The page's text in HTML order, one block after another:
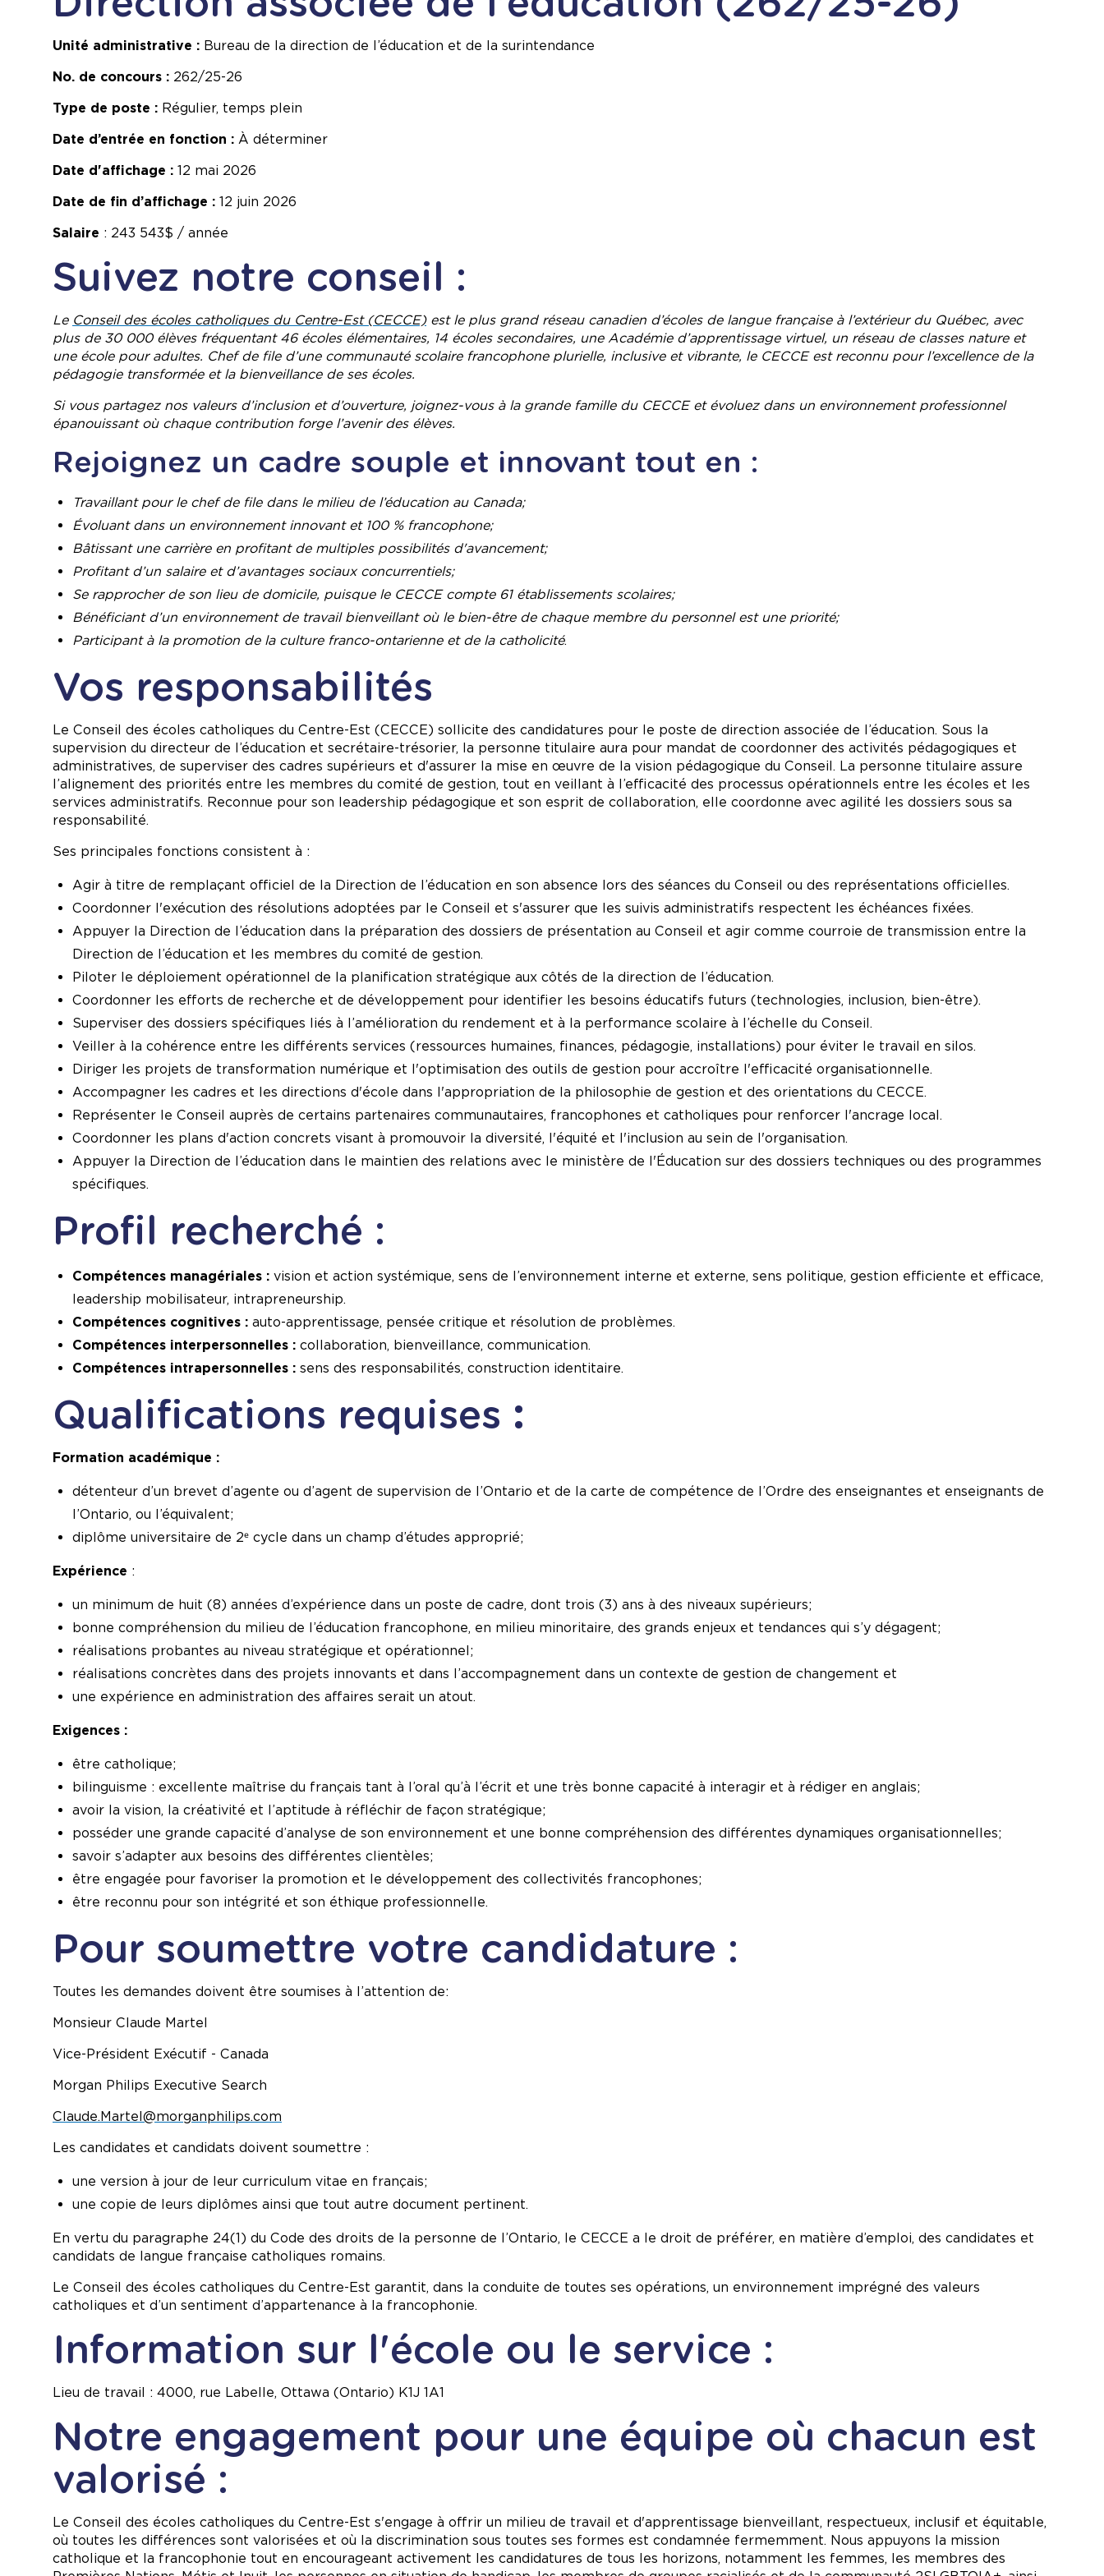
Unité administrative : Bureau de la direction de l’éducation et de la surintendance
No. de concours : 262/25-26
Type de poste : Régulier, temps plein
Date d’entrée en fonction : À déterminer
Date d'affichage : 12 mai 2026
Date de fin d’affichage : 12 juin 2026
Salaire : 243 543$ / année
Suivez notre conseil :
Le Conseil des écoles catholiques du Centre-Est (CECCE)est le plus grand réseau canadien d’écoles de langue française à l’extérieur du Québec, avec
plus de 30 000 élèves fréquentant 46 écoles élémentaires, 14 écoles secondaires, une Académie d’apprentissage virtuel, un réseau de classes nature et
une école pour adultes. Chef de file d’une communauté scolaire francophone plurielle, inclusive et vibrante, le CECCE est reconnu pour l’excellence de la
pédagogie transformée et la bienveillance de ses écoles.
Si vous partagez nos valeurs d’inclusion et d’ouverture, joignez-vous à la grande famille du CECCE et évoluez dans un environnement professionnel
épanouissant où chaque contribution forge l’avenir des élèves.
Rejoignez un cadre souple et innovant tout en :
Travaillant pour le chef de file dans le milieu de l’éducation au Canada;
Évoluant dans un environnement innovant et 100 % francophone;
Bâtissant une carrière en profitant de multiples possibilités d'avancement;
Profitant d’un salaire et d’avantages sociaux concurrentiels;
Se rapprocher de son lieu de domicile, puisque le CECCE compte 61 établissements scolaires;
Bénéficiant d’un environnement de travail bienveillant où le bien-être de chaque membre du personnel est une priorité;
Participant à la promotion de la culture franco-ontarienne et de la catholicité.
Vos responsabilités
Le Conseil des écoles catholiques du Centre-Est (CECCE) sollicite des candidatures pour le poste de direction associée de l’éducation. Sous la
supervision du directeur de l’éducation et secrétaire-trésorier, la personne titulaire aura pour mandat de coordonner des activités pédagogiques et
administratives, de superviser des cadres supérieurs et d'assurer la mise en œuvre de la vision pédagogique du Conseil. La personne titulaire assure
l’alignement des priorités entre les membres du comité de gestion, tout en veillant à l’efficacité des processus opérationnels entre les écoles et les
services administratifs. Reconnue pour son leadership pédagogique et son esprit de collaboration, elle coordonne avec agilité les dossiers sous sa
responsabilité.
Ses principales fonctions consistent à :
Agir à titre de remplaçant officiel de la Direction de l’éducation en son absence lors des séances du Conseil ou des représentations officielles.
Coordonner l'exécution des résolutions adoptées par le Conseil et s'assurer que les suivis administratifs respectent les échéances fixées.
Appuyer la Direction de l’éducation dans la préparation des dossiers de présentation au Conseil et agir comme courroie de transmission entre la
Direction de l’éducation et les membres du comité de gestion.
Piloter le déploiement opérationnel de la planification stratégique aux côtés de la direction de l’éducation.
Coordonner les efforts de recherche et de développement pour identifier les besoins éducatifs futurs (technologies, inclusion, bien-être).
Superviser des dossiers spécifiques liés à l’amélioration du rendement et à la performance scolaire à l’échelle du Conseil.
Veiller à la cohérence entre les différents services (ressources humaines, finances, pédagogie, installations) pour éviter le travail en silos.
Diriger les projets de transformation numérique et l'optimisation des outils de gestion pour accroître l'efficacité organisationnelle.
Accompagner les cadres et les directions d'école dans l'appropriation de la philosophie de gestion et des orientations du CECCE.
Représenter le Conseil auprès de certains partenaires communautaires, francophones et catholiques pour renforcer l'ancrage local.
Coordonner les plans d'action concrets visant à promouvoir la diversité, l'équité et l'inclusion au sein de l'organisation.
Appuyer la Direction de l’éducation dans le maintien des relations avec le ministère de l'Éducation sur des dossiers techniques ou des programmes
spécifiques.
Profil recherché :
Compétences managériales : vision et action systémique, sens de l’environnement interne et externe, sens politique, gestion efficiente et efficace,
leadership mobilisateur, intrapreneurship.
Compétences cognitives : auto-apprentissage, pensée critique et résolution de problèmes.
Compétences interpersonnelles : collaboration, bienveillance, communication.
Compétences intrapersonnelles : sens des responsabilités, construction identitaire.
Qualifications requises :
Formation académique :
détenteur d’un brevet d’agente ou d’agent de supervision de l’Ontario et de la carte de compétence de l’Ordre des enseignantes et enseignants de
l’Ontario, ou l’équivalent;
diplôme universitaire de 2ᵉ cycle dans un champ d’études approprié;
Expérience :
un minimum de huit (8) années d’expérience dans un poste de cadre, dont trois (3) ans à des niveaux supérieurs;
bonne compréhension du milieu de l’éducation francophone, en milieu minoritaire, des grands enjeux et tendances qui s’y dégagent;
réalisations probantes au niveau stratégique et opérationnel;
réalisations concrètes dans des projets innovants et dans l’accompagnement dans un contexte de gestion de changement et
une expérience en administration des affaires serait un atout.
Exigences :
être catholique;
bilinguisme : excellente maîtrise du français tant à l’oral qu’à l’écrit et une très bonne capacité à interagir et à rédiger en anglais;
avoir la vision, la créativité et l’aptitude à réfléchir de façon stratégique;
posséder une grande capacité d’analyse de son environnement et une bonne compréhension des différentes dynamiques organisationnelles;
savoir s’adapter aux besoins des différentes clientèles;
être engagée pour favoriser la promotion et le développement des collectivités francophones;
être reconnu pour son intégrité et son éthique professionnelle.
Pour soumettre votre candidature :
Toutes les demandes doivent être soumises à l’attention de:
Monsieur Claude Martel
Vice-Président Exécutif - Canada
Morgan Philips Executive Search
Claude.Martel@morganphilips.com
Les candidates et candidats doivent soumettre :
une version à jour de leur curriculum vitae en français;
une copie de leurs diplômes ainsi que tout autre document pertinent.
En vertu du paragraphe 24(1) du Code des droits de la personne de l’Ontario, le CECCE a le droit de préférer, en matière d’emploi, des candidates et
candidats de langue française catholiques romains.
Le Conseil des écoles catholiques du Centre-Est garantit, dans la conduite de toutes ses opérations, un environnement imprégné des valeurs
catholiques et d’un sentiment d’appartenance à la francophonie.
Information sur l'école ou le service :
Lieu de travail : 4000, rue Labelle, Ottawa (Ontario) K1J 1A1
Notre engagement pour une équipe où chacun est
valorisé :
Le Conseil des écoles catholiques du Centre-Est s'engage à offrir un milieu de travail et d'apprentissage bienveillant, respectueux, inclusif et équitable,
où toutes les différences sont valorisées et où la discrimination sous toutes ses formes est condamnée fermemment. Nous appuyons la mission
catholique et la francophonie tout en encourageant activement les candidatures de tous les horizons, notamment les femmes, les membres des